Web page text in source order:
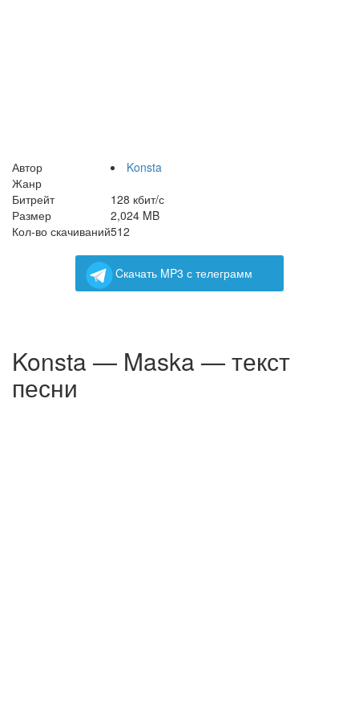
Автор
Konsta
Жанр
Битрейт
128 кбит/с
Размер
2,024 MB
Кол-во скачиваний512
Cкачать MP3 с телеграмм
Konsta — Maska — текст
песни